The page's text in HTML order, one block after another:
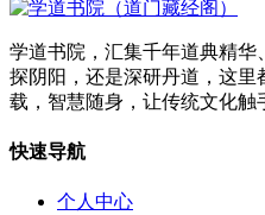
学道书院，汇集千年道典精
探阴阳，还是深研丹道，这
载，智慧随身，让传统文化触
快速导航
个人中心